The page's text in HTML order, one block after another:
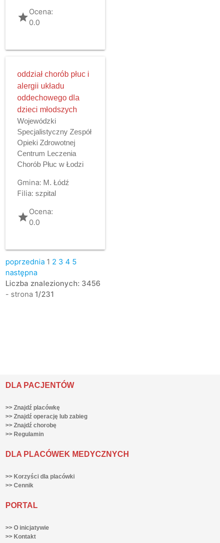
gradeOcena:
0.0
oddział chorób płuc i
alergii układu
oddechowego dla
dzieci młodszych
Wojewódzki
Specjalistyczny Zespół
Opieki Zdrowotnej
Centrum Leczenia
Chorób Płuc w Łodzi
Gmina: M. Łódź
Filia: szpital
gradeOcena:
0.0
poprzednia 1 2 3 4 5
następna
Liczba znalezionych: 3456
- strona 1/231
DLA PACJENTÓW
>> Znajdź placówkę
>> Znajdź operację lub zabieg
>> Znajdź chorobę
>> Regulamin
DLA PLACÓWEK MEDYCZNYCH
>> Korzyści dla placówki
>> Cennik
PORTAL
>> O inicjatywie
>> Kontakt